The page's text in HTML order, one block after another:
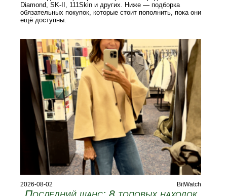
Diamond, SK‑II, 111Skin и других. Ниже — подборка
обязательных покупок, которые стоит пополнить, пока они
ещё доступны.
2026-08-02 BitWatch